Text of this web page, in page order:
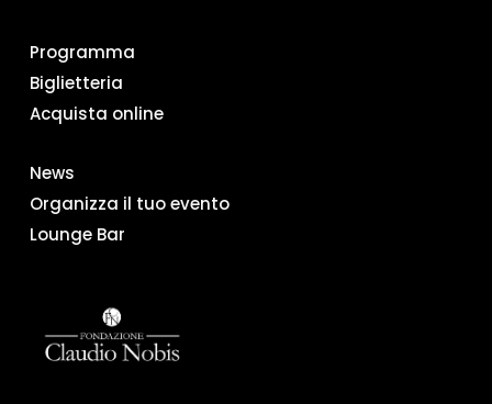
Programma
Biglietteria
Acquista online
News
Organizza il tuo evento
Lounge Bar